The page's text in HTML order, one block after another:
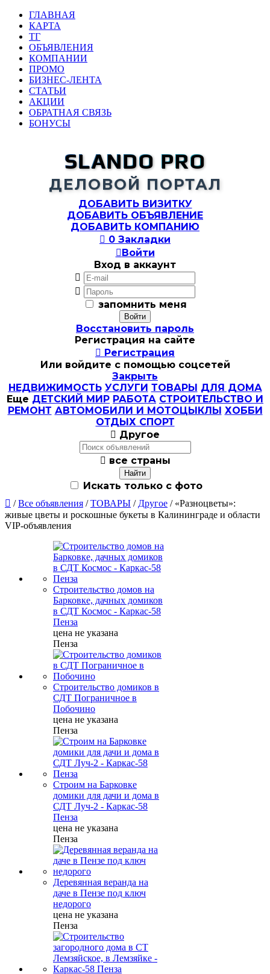
ГЛАВНАЯ
КАРТА
ТГ
ОБЪЯВЛЕНИЯ
КОМПАНИИ
ПРОМО
БИЗНЕС-ЛЕНТА
СТАТЬИ
АКЦИИ
ОБРАТНАЯ СВЯЗЬ
БОНУСЫ
SLANDO PRO
ДЕЛОВОЙ ПОРТАЛ
ДОБАВИТЬ ВИЗИТКУ
ДОБАВИТЬ ОБЪЯВЛЕНИЕ
ДОБАВИТЬ КОМПАНИЮ
 0 Закладки
Войти
Вход в аккаунт


запомнить меня
Восстановить пароль
Регистрация на сайте
 Регистрация
Или войдите с помощью соцсетей
Закрыть
НЕДВИЖИМОСТЬ УСЛУГИ ТОВАРЫ ДЛЯ ДОМА
Еще ДЕТСКИЙ МИР РАБОТА СТРОИТЕЛЬСТВО И
РЕМОНТ АВТОМОБИЛИ И МОТОЦЫКЛЫ ХОББИ
ОТДЫХ СПОРТ
 Другое
 все страны
Искать только с фото
 /Все объявления /ТОВАРЫ / Другое / «Разноцветы»:
живые цветы и роскошные букеты в Калининграде и области
VIP-объявления
Строительство домов на
Барковке, дачных домиков
в СДТ Космос - Каркас-58
Пенза
цена не указана
Пенза
Строительство домиков в
СДТ Пограничное в
Побочино
цена не указана
Пенза
Строим на Барковке
домики для дачи и дома в
СДТ Луч-2 - Каркас-58
Пенза
цена не указана
Пенза
Деревянная веранда на
даче в Пензе под ключ
недорого
цена не указана
Пенза